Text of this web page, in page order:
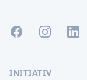
FacebookInstagram
INITIATIV